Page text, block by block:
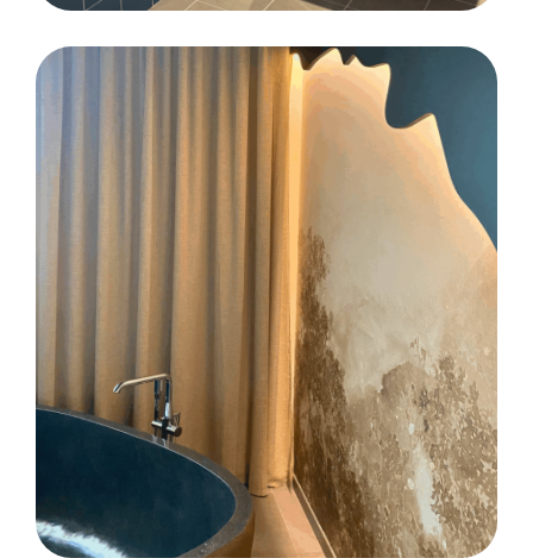
Rénovation de l’atelier Graphisme et
Décors du Lycée Duguesclin à Brec’h